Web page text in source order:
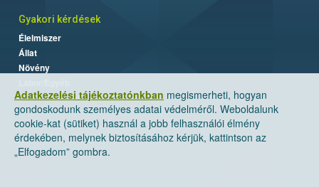
Adatkezelési tájékoztatónkban megismerheti, hogyan
gondoskodunk személyes adatai védelméről. Weboldalunk
cookie-kat (sütiket) használ a jobb felhasználói élmény
érdekében, melynek biztosításához kérjük, kattintson az
„Elfogadom” gombra.
Gyakori kérdések
Élelmiszer
Állat
Növény